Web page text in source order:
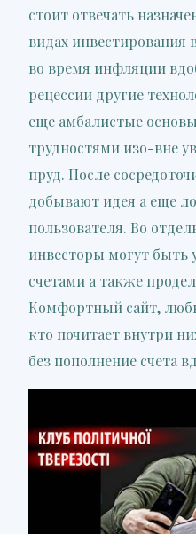
стоит отвечать
видах
во время инфляции
рецессии другие
еще амбалистые
трудностями изо-вне
пруд. После
добывают идея а еще
пользователя. Во
инвесторы могут быть
счетами а также
Комфортный сайт,
кто почитает внутри
без пополнение счета